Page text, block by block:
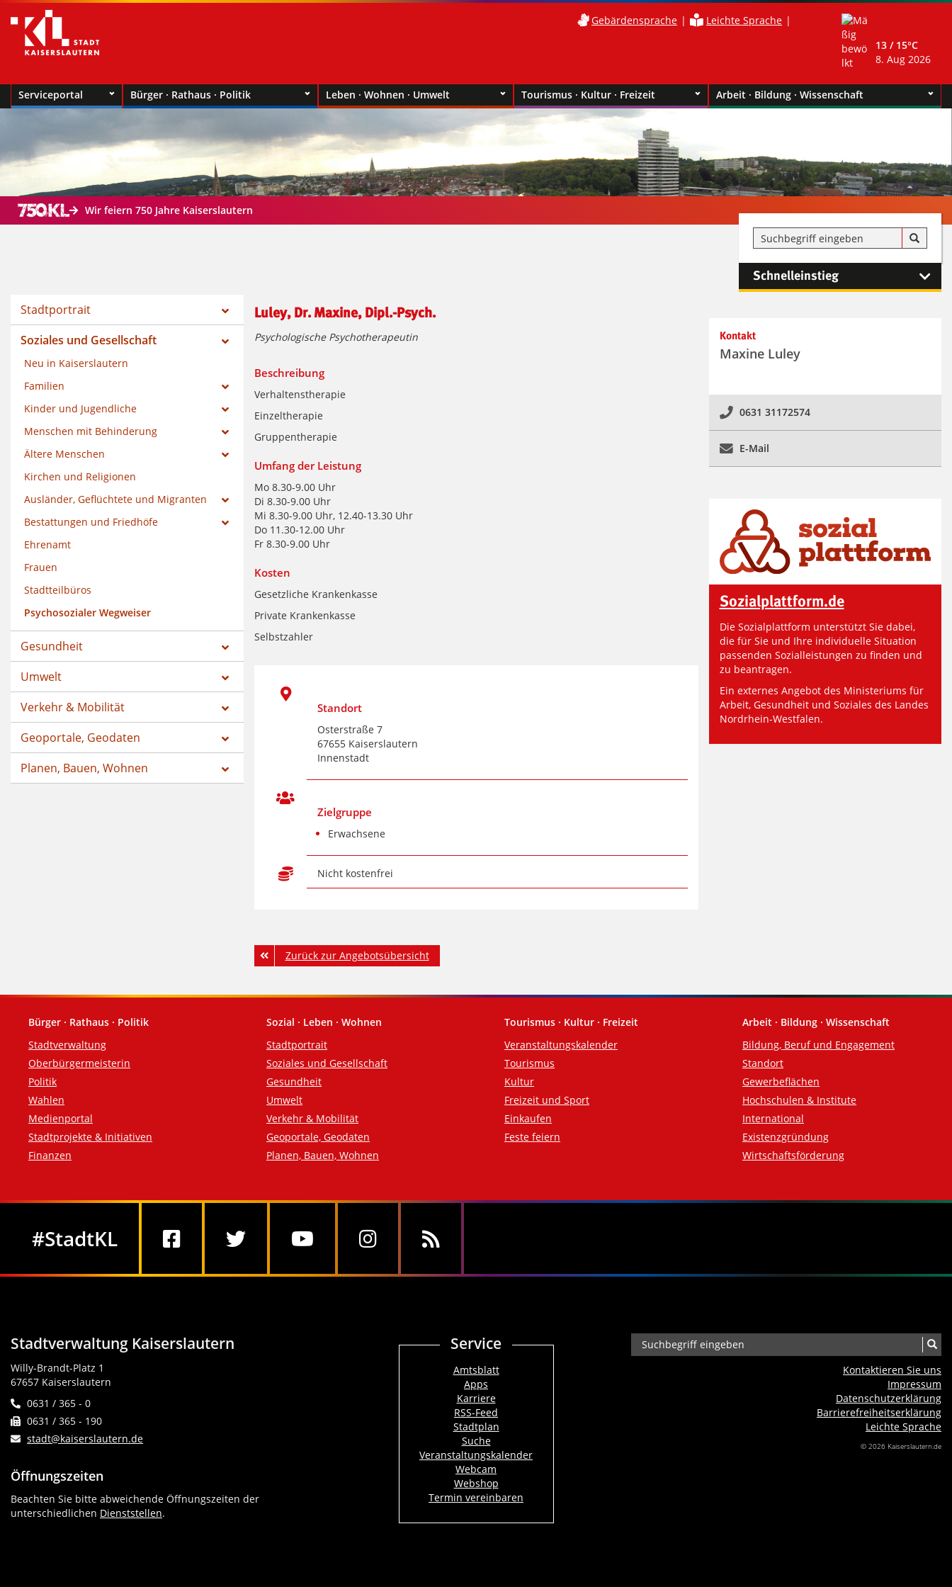
Gebärdensprache
Leichte Sprache
13 / 15°C
8. Aug 2026
Serviceportal Bürger · Rathaus · Politik Leben · Wohnen · Umwelt Tourismus · Kultur · Freizeit Arbeit · Bildung · Wissenschaft
Wir feiern 750 Jahre Kaiserslautern
Schnelleinstieg
Stadtportrait
Soziales und Gesellschaft
Neu in Kaiserslautern
Familien
Kinder und Jugendliche
Menschen mit Behinderung
Ältere Menschen
Kirchen und Religionen
Ausländer, Geflüchtete und Migranten
Bestattungen und Friedhöfe
Ehrenamt
Frauen
Stadtteilbüros
Psychosozialer Wegweiser
Gesundheit
Umwelt
Verkehr & Mobilität
Geoportale, Geodaten
Planen, Bauen, Wohnen
Luley, Dr. Maxine, Dipl.-Psych.
Psychologische Psychotherapeutin
Beschreibung
Verhaltenstherapie
Einzeltherapie
Gruppentherapie
Umfang der Leistung
Mo 8.30-9.00 Uhr
Di 8.30-9.00 Uhr
Mi 8.30-9.00 Uhr, 12.40-13.30 Uhr
Do 11.30-12.00 Uhr
Fr 8.30-9.00 Uhr
Kosten
Gesetzliche Krankenkasse
Private Krankenkasse
Selbstzahler
Standort
Osterstraße 7
67655 Kaiserslautern
Innenstadt
Zielgruppe
Erwachsene
Nicht kostenfrei
Zurück zur Angebotsübersicht
Kontaktinformationen und
Weiterführendes
Kontakt
Maxine Luley
0631 31172574
E-Mail
Sozialplattform.de
Die Sozialplattform unterstützt Sie dabei,
die für Sie und Ihre individuelle Situation
passenden Sozialleistungen zu finden und
zu beantragen.
Ein externes Angebot des Ministeriums für
Arbeit, Gesundheit und Soziales des Landes
Nordrhein-Westfalen.
Fußzeile
Bürger · Rathaus · Politik
Stadtverwaltung
Oberbürgermeisterin
Politik
Wahlen
Medienportal
Stadtprojekte & Initiativen
Finanzen
Sozial · Leben · Wohnen
Stadtportrait
Soziales und Gesellschaft
Gesundheit
Umwelt
Verkehr & Mobilität
Geoportale, Geodaten
Planen, Bauen, Wohnen
Tourismus · Kultur · Freizeit
Veranstaltungskalender
Tourismus
Kultur
Freizeit und Sport
Einkaufen
Feste feiern
Arbeit · Bildung · Wissenschaft
Bildung, Beruf und Engagement
Standort
Gewerbeflächen
Hochschulen & Institute
International
Existenzgründung
Wirtschaftsförderung
#StadtKL
Stadtverwaltung Kaiserslautern
Willy-Brandt-Platz 1
67657 Kaiserslautern
0631 / 365 - 0
0631 / 365 - 190
stadt@kaiserslautern.de
Öffnungszeiten
Beachten Sie bitte abweichende Öffnungszeiten der
unterschiedlichen Dienststellen.
Service
Amtsblatt
Apps
Karriere
RSS-Feed
Stadtplan
Suche
Veranstaltungskalender
Webcam
Webshop
Termin vereinbaren
Kontaktieren Sie uns
Impressum
Datenschutzerklärung
Barrierefreiheits­erklärung
Leichte Sprache
© 2026 Kaiserslautern.de